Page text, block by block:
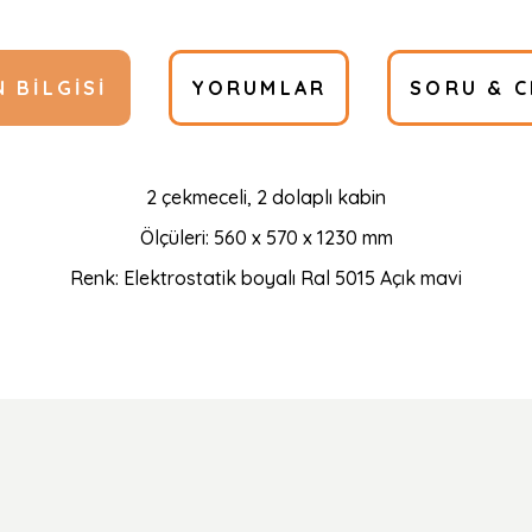
BILGISI YORUMLAR SORU &
2 çekmeceli, 2 dolaplı kabin
Ölçüleri: 560 x 570 x 1230 mm
Renk: Elektrostatik boyalı Ral 5015 Açık mavi